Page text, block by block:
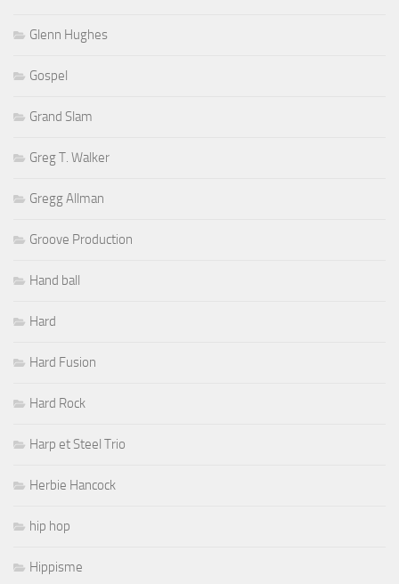
Glenn Hughes
Gospel
Grand Slam
Greg T. Walker
Gregg Allman
Groove Production
Hand ball
Hard
Hard Fusion
Hard Rock
Harp et Steel Trio
Herbie Hancock
hip hop
Hippisme